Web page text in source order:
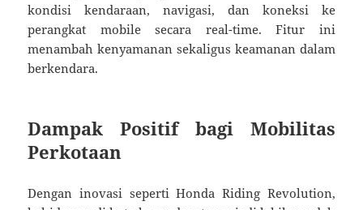
kondisi kendaraan, navigasi, dan koneksi ke
perangkat mobile secara real-time. Fitur ini
menambah kenyamanan sekaligus keamanan dalam
berkendara.
Dampak Positif bagi Mobilitas
Perkotaan
Dengan inovasi seperti Honda Riding Revolution,